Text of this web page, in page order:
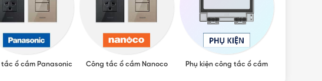
ổ cắm Panasonic Công tắc ổ cắm Nanoco Phụ kiện công tắc ổ cắm